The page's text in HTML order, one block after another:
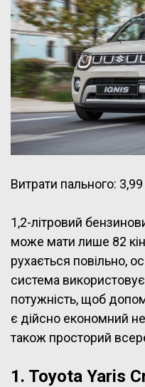
Витрати пального:
1,2-літровий
може мати лише 82
рухається повільно,
система
потужність, щоб
є дійсно економний
також просторий
1. Toyota Yaris